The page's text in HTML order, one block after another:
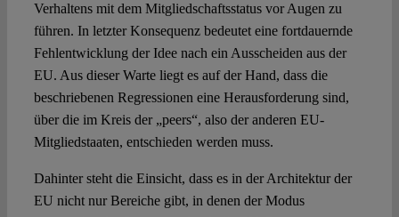
Verhaltens mit dem Mitgliedschaftsstatus vor Augen zu
führen. In letzter Konsequenz bedeutet eine fortdauernde
Fehlentwicklung der Idee nach ein Ausscheiden aus der
EU. Aus dieser Warte liegt es auf der Hand, dass die
beschriebenen Regressionen eine Herausforderung sind,
über die im Kreis der „peers“, also der anderen EU-
Mitgliedstaaten, entschieden werden muss.
Dahinter steht die Einsicht, dass es in der Architektur der
EU nicht nur Bereiche gibt, in denen der Modus